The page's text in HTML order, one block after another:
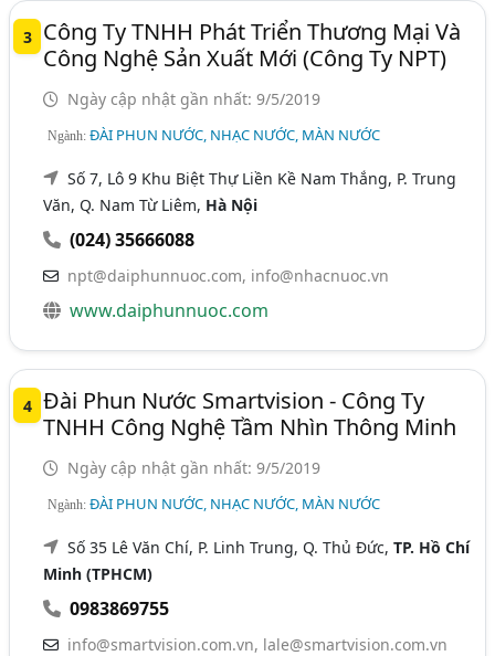
3
Công Ty TNHH Phát Triển Thương Mại Và
Công Nghệ Sản Xuất Mới (Công Ty NPT)
Ngày cập nhật gần nhất: 9/5/2019
Ngành:ĐÀI PHUN NƯỚC, NHẠC NƯỚC, MÀN NƯỚC
Số 7, Lô 9 Khu Biệt Thự Liền Kề Nam Thắng, P. Trung
Văn, Q. Nam Từ Liêm, Hà Nội
(024) 35666088
npt@daiphunnuoc.com, info@nhacnuoc.vn
www.daiphunnuoc.com
4 Đài Phun Nước Smartvision - Công Ty
TNHH Công Nghệ Tầm Nhìn Thông Minh
Ngày cập nhật gần nhất: 9/5/2019
Ngành:ĐÀI PHUN NƯỚC, NHẠC NƯỚC, MÀN NƯỚC
Số 35 Lê Văn Chí, P. Linh Trung, Q. Thủ Đức,TP. Hồ Chí
Minh (TPHCM)
0983869755
info@smartvision.com.vn, lale@smartvision.com.vn